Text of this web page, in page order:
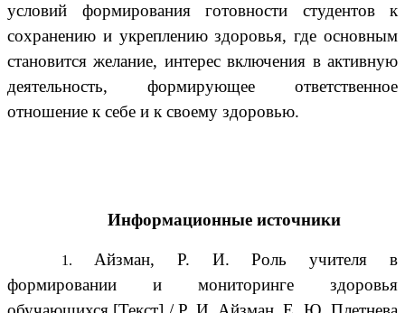
условий формирования готовности студентов к
сохранению и укреплению здоровья, где основным
становится желание, интерес включения в активную
деятельность, формирующее ответственное
отношение к себе и к своему здоровью.
Информационные источники
Айзман, Р. И. Роль учителя в
формировании и мониторинге здоровья